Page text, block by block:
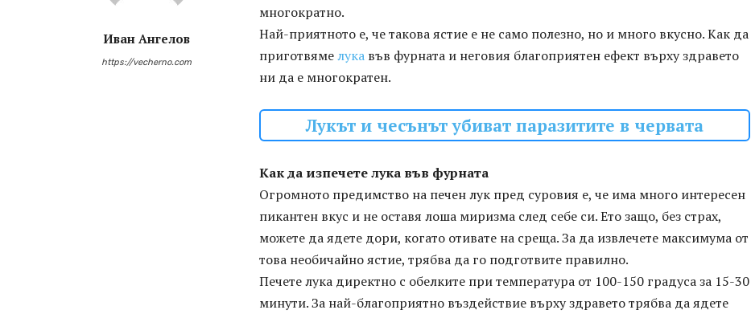
Иван Ангелов
https://vecherno.com
многократно.
Най-приятното е, че такова ястие е не само полезно, но и много вкусно. Как да
приготвямелука във фурната и неговия благоприятен ефект върху здравето
ни да е многократен.
Лукът и чесънът убиват паразитите в червата
Как да изпечете лука във фурната
Огромното предимство на печен лук пред суровия е, че има много интересен
пикантен вкус и не оставя лоша миризма след себе си. Ето защо, без страх,
можете да ядете дори, когато отивате на среща. За да извлечете максимума от
това необичайно ястие, трябва да го подготвите правилно.
Печете лука директно с обелките при температура от 100-150 градуса за 15-30
минути. За най-благоприятно въздействие върху здравето трябва да ядете